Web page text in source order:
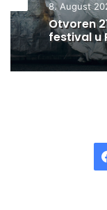
8. August
Otvoren
festival u